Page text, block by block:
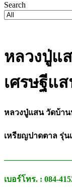
Search
หลวงปู่แ
เศรษฐีแ
หลวงปู่แสน วัดบ้า
เหรียญปาดตาล รุ่น
เบอร์โทร. : 084-